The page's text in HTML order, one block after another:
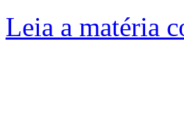
Leia a matéria